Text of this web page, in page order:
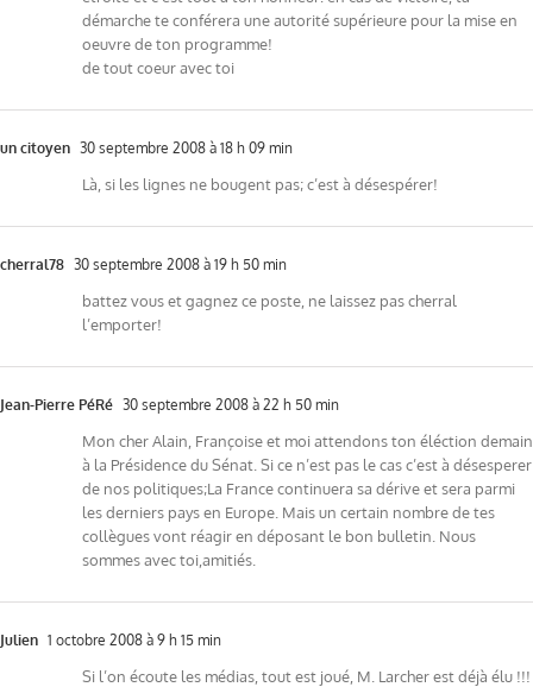
démarche te conférera une autorité supérieure pour la mise en
oeuvre de ton programme!
de tout coeur avec toi
un citoyen 30 septembre 2008 à 18 h 09 min
Là, si les lignes ne bougent pas; c’est à désespérer!
cherral78 30 septembre 2008 à 19 h 50 min
battez vous et gagnez ce poste, ne laissez pas cherral
l’emporter!
Jean-Pierre PéRé 30 septembre 2008 à 22 h 50 min
Mon cher Alain, Françoise et moi attendons ton éléction demain
à la Présidence du Sénat. Si ce n’est pas le cas c’est à désesperer
de nos politiques;La France continuera sa dérive et sera parmi
les derniers pays en Europe. Mais un certain nombre de tes
collègues vont réagir en déposant le bon bulletin. Nous
sommes avec toi,amitiés.
Julien 1 octobre 2008 à 9 h 15 min
Si l’on écoute les médias, tout est joué, M. Larcher est déjà élu !!!